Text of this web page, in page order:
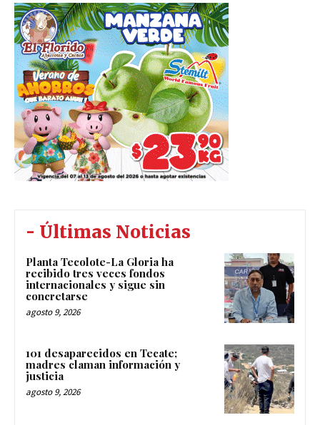
- Últimas Noticias
Planta Tecolote-La Gloria ha
recibido tres veces fondos
internacionales y sigue sin
concretarse
agosto 9, 2026
101 desaparecidos en Tecate;
madres claman información y
justicia
agosto 9, 2026